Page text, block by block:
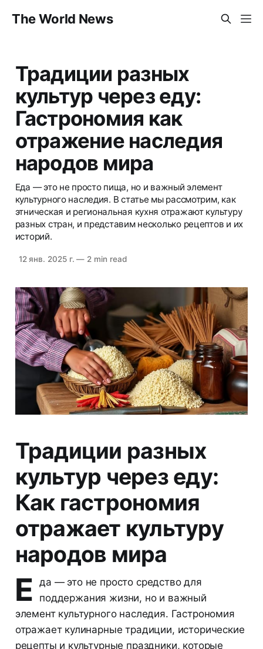
The World News
Традиции разных
культур через еду:
Гастрономия как
отражение наследия
народов мира
Еда — это не просто пища, но и важный элемент
культурного наследия. В статье мы рассмотрим, как
этническая и региональная кухня отражают культуру
разных стран, и представим несколько рецептов и их
историй.
12 янв. 2025 г. — 2 min read
Традиции разных
культур через еду:
Как гастрономия
отражает культуру
народов мира
Е
да — это не просто средство для
поддержания жизни, но и важный
элемент культурного наследия. Гастрономия
отражает кулинарные традиции, исторические
рецепты и культурные праздники, которые